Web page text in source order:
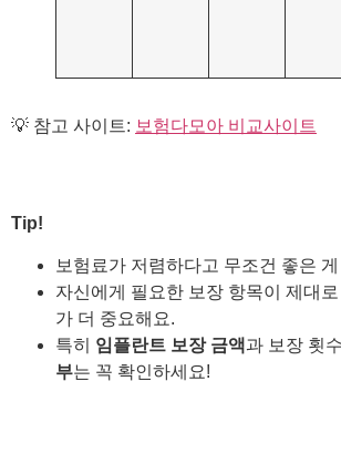
💡 참고 사이트: 보험다모아 비교사이트
Tip!
보험료가 저렴하다고 무조건 좋은
자신에게 필요한 보장 항목이 제대로
가 더 중요해요.
특히 임플란트 보장 금액과 보장 횟
부는 꼭 확인하세요!